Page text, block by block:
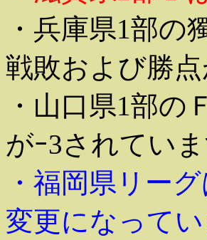
・兵庫県1部の
戦敗および勝
・山口県1部の
がｰ3されてい
・福岡県リー
変更になって